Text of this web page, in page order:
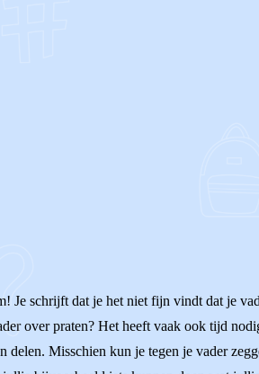
schrijft dat je het niet fijn vindt dat je
over praten? Het heeft vaak ook tijd
Misschien kun je tegen je vader